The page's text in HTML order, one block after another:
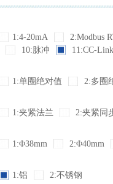
1:4-20mA 2:Modbus
10:脉冲 11:CC-Link
1:单圈绝对值 2:多圈
1:夹紧法兰 2:夹紧同
1:Φ38mm 2:Φ40mm
1:铝 2:不锈钢